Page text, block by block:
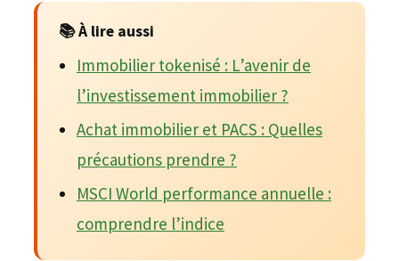
📚 À lire aussi
Immobilier tokenisé : L’avenir de
l’investissement immobilier ?
Achat immobilier et PACS : Quelles
précautions prendre ?
MSCI World performance annuelle :
comprendre l’indice